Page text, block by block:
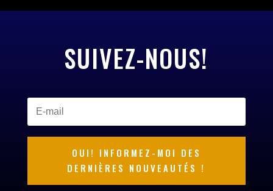
SUIVEZ-NOUS!
OUI! INFORMEZ-MOI DES
DERNIÈRES NOUVEAUTÉS !